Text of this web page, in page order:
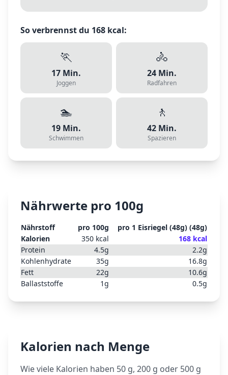
So verbrennst du 168 kcal:
🏃
17 Min.
Joggen
🚴
24 Min.
Radfahren
🏊
19 Min.
Schwimmen
🚶
42 Min.
Spazieren
Nährwerte pro 100g
Nährstoff pro 100g pro 1 Eisriegel (48g) (48g)
Kalorien
350 kcal 168 kcal
Protein
4.5g 2.2g
Kohlenhydrate
35g 16.8g
Fett
22g 10.6g
Ballaststoffe
1g 0.5g
Kalorien nach Menge
Wie viele Kalorien haben 50 g, 200 g oder 500 g